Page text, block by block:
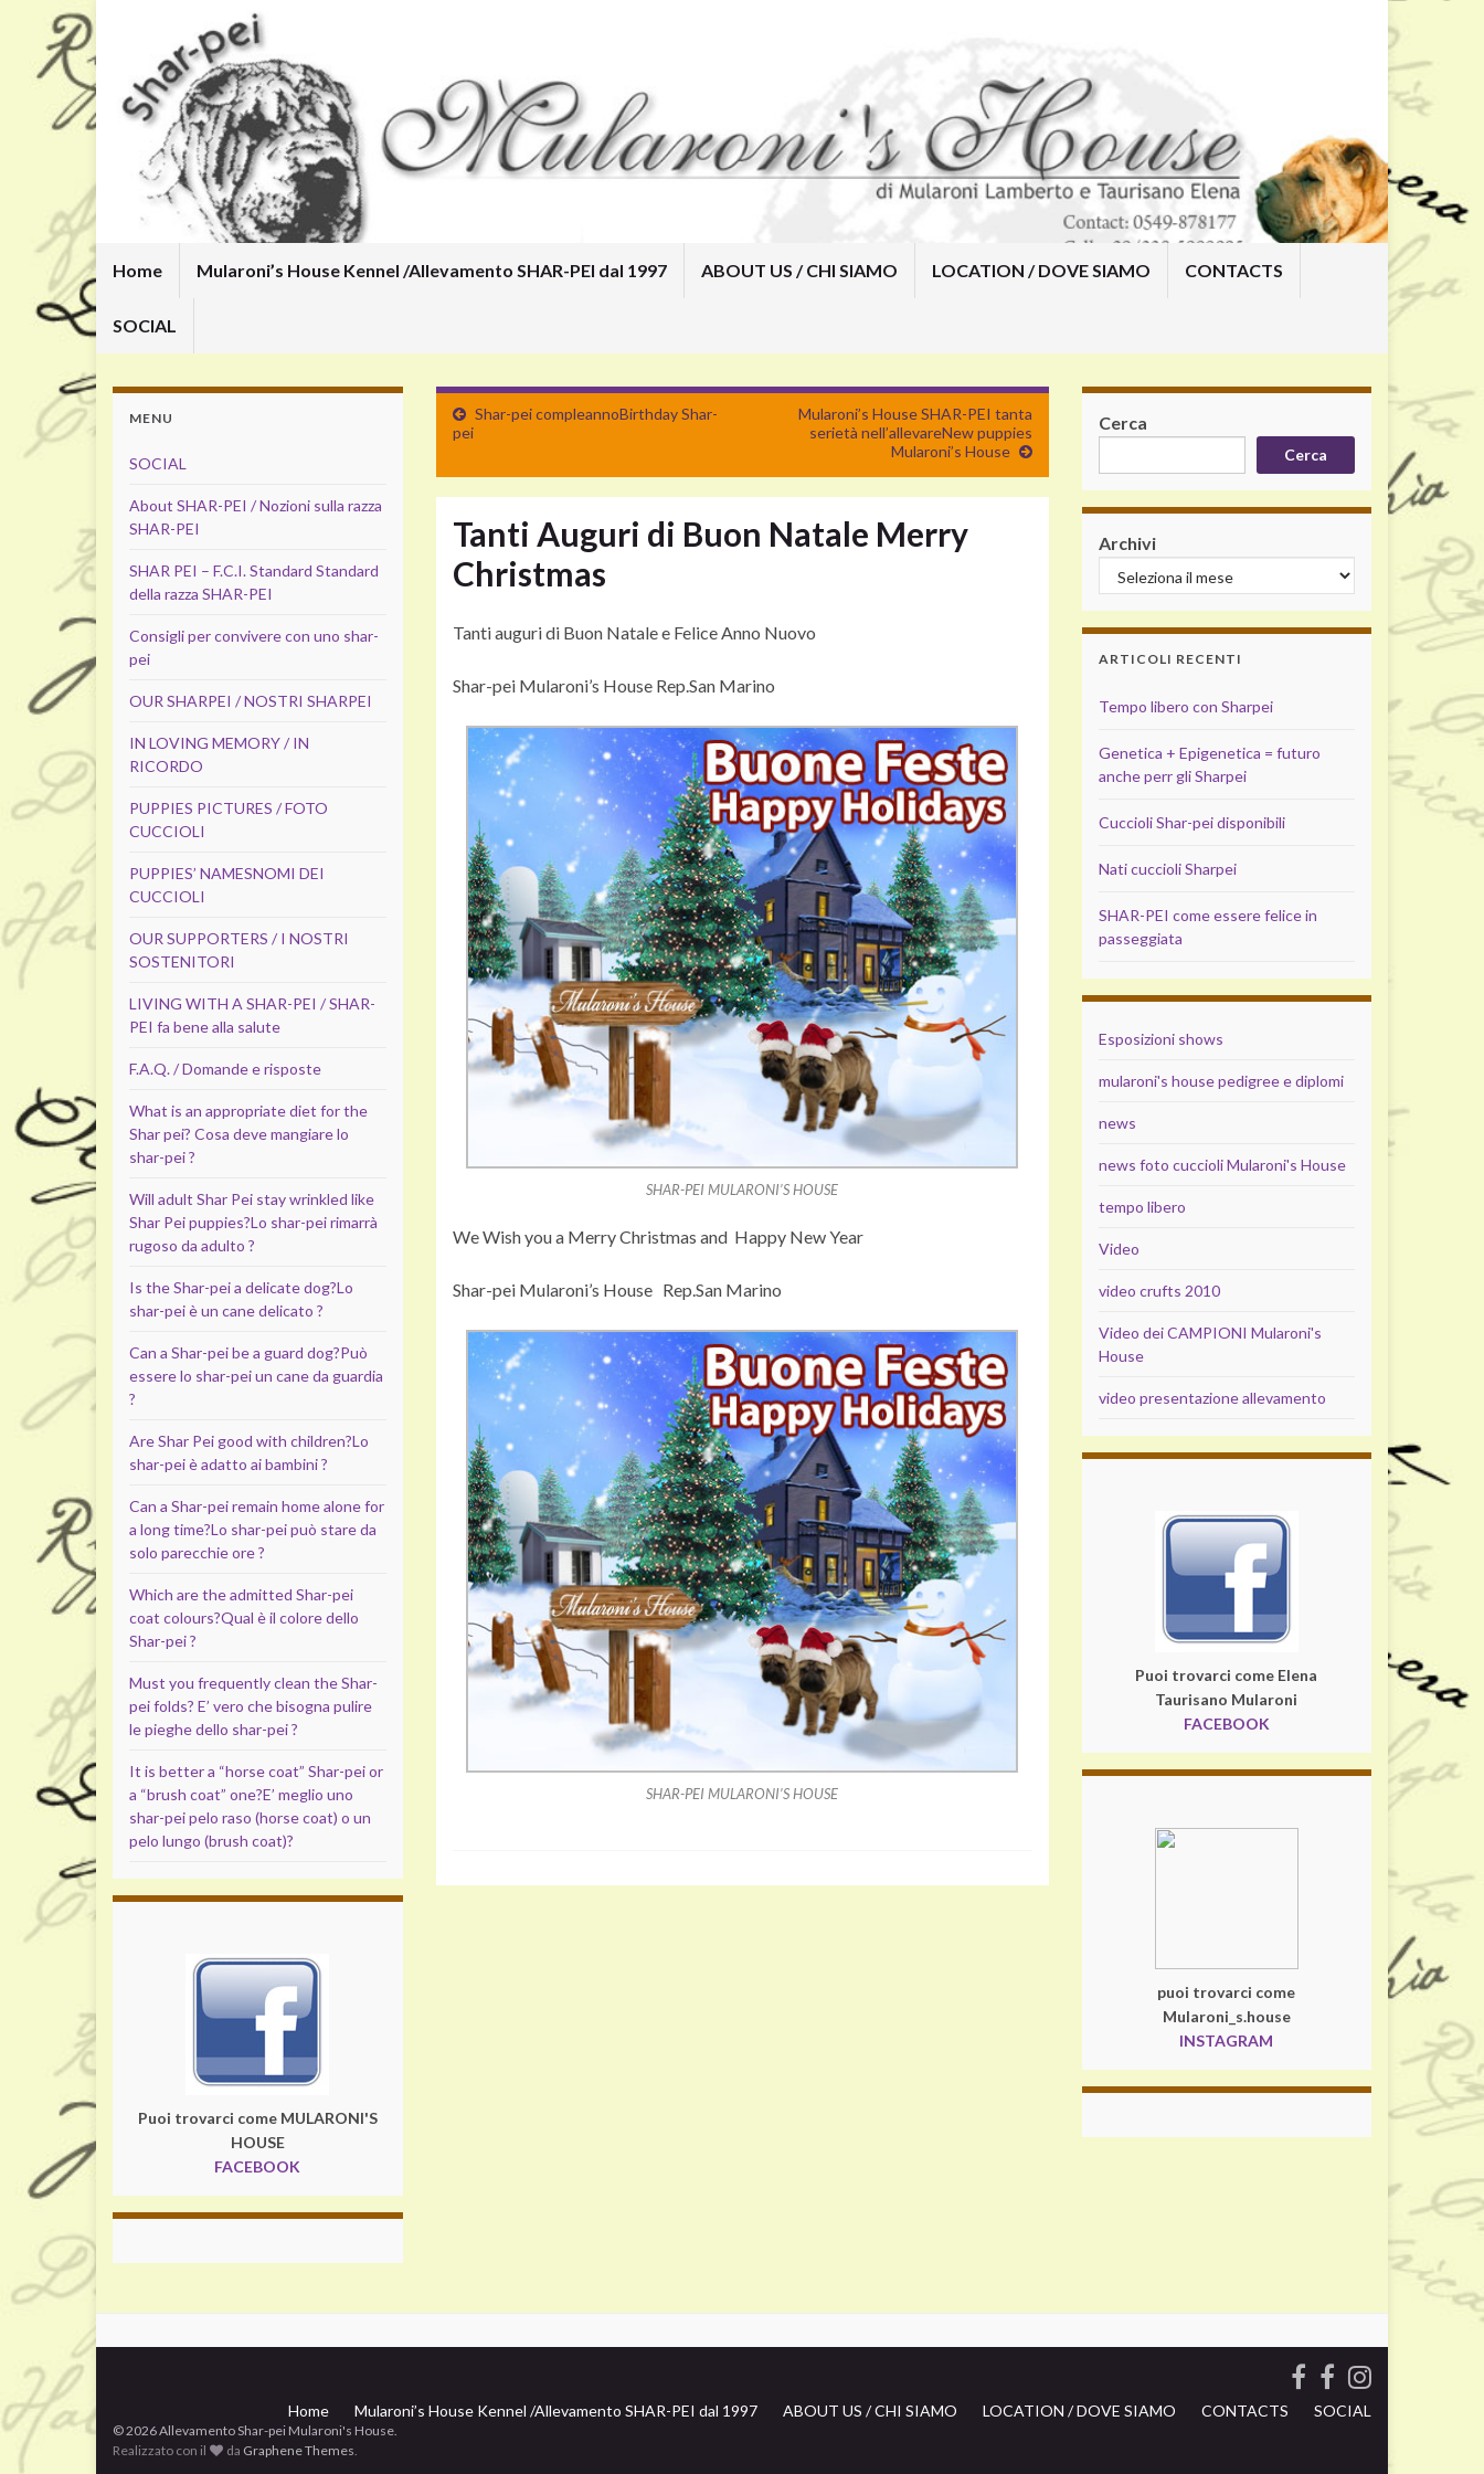
Home
LOCATION / DOVE SIAMO
CONTACTS
SOCIAL
Home Mularoni’s House Kennel /Allevamento SHAR-PEI dal 1997 ABOUT US / CHI SIAMO LOCATION / DOVE SIAMO CONTACTS
SOCIAL
MENU
SOCIAL
About SHAR-PEI / Nozioni sulla razza
SHAR-PEI
SHAR PEI – F.C.I. Standard Standard
della razza SHAR-PEI
Consigli per convivere con uno shar-
pei
OUR SHARPEI / NOSTRI SHARPEI
IN LOVING MEMORY / IN
RICORDO
PUPPIES PICTURES / FOTO
CUCCIOLI
PUPPIES’ NAMESNOMI DEI
CUCCIOLI
OUR SUPPORTERS / I NOSTRI
SOSTENITORI
LIVING WITH A SHAR-PEI / SHAR-
PEI fa bene alla salute
F.A.Q. / Domande e risposte
What is an appropriate diet for the
Shar pei? Cosa deve mangiare lo
shar-pei ?
Will adult Shar Pei stay wrinkled like
Shar Pei puppies?Lo shar-pei rimarrà
rugoso da adulto ?
Is the Shar-pei a delicate dog?Lo
shar-pei è un cane delicato ?
Can a Shar-pei be a guard dog?Può
essere lo shar-pei un cane da guardia
?
Are Shar Pei good with children?Lo
shar-pei è adatto ai bambini ?
Can a Shar-pei remain home alone for
a long time?Lo shar-pei può stare da
solo parecchie ore ?
Which are the admitted Shar-pei
coat colours?Qual è il colore dello
Shar-pei ?
Must you frequently clean the Shar-
pei folds? E’ vero che bisogna pulire
le pieghe dello shar-pei ?
It is better a “horse coat” Shar-pei or
a “brush coat” one?E’ meglio uno
shar-pei pelo raso (horse coat) o un
pelo lungo (brush coat)?
Puoi trovarci come MULARONI'S
HOUSE
FACEBOOK
Shar-pei compleannoBirthday Shar-
pei
Mularoni’s House SHAR-PEI tanta
serietà nell’allevareNew puppies
Mularoni’s House
Tanti Auguri di Buon Natale Merry
Christmas
Tanti auguri di Buon Natale e Felice Anno Nuovo
Shar-pei Mularoni’s House Rep.San Marino
SHAR-PEI MULARONI’S HOUSE
We Wish you a Merry Christmas and Happy New Year
Shar-pei Mularoni’s House Rep.San Marino
SHAR-PEI MULARONI’S HOUSE
Cerca
Cerca
Archivi
ARTICOLI RECENTI
Tempo libero con Sharpei
Genetica + Epigenetica = futuro
anche perr gli Sharpei
Cuccioli Shar-pei disponibili
Nati cuccioli Sharpei
SHAR-PEI come essere felice in
passeggiata
Esposizioni shows
mularoni's house pedigree e diplomi
news
news foto cuccioli Mularoni's House
tempo libero
Video
video crufts 2010
Video dei CAMPIONI Mularoni's
House
video presentazione allevamento
Puoi trovarci come Elena
Taurisano Mularoni
FACEBOOK
puoi trovarci come
Mularoni_s.house
INSTAGRAM
Home Mularoni’s House Kennel /Allevamento SHAR-PEI dal 1997 ABOUT US / CHI SIAMO LOCATION / DOVE SIAMO CONTACTS SOCIAL
© 2026 Allevamento Shar-pei Mularoni's House.
Realizzato con il
da Graphene Themes.